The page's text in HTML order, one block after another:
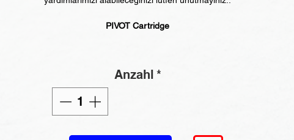
PIVOT Cartridge
Anzahl *